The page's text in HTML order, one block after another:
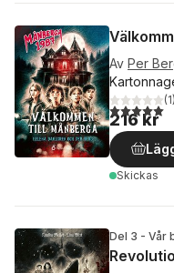
Av Per
5,0utav 5(1)
216 kr
Skickas
Del 3 - Vår